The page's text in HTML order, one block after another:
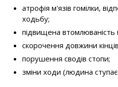
атрофія м'язів гомілки,
ходьбу;
підвищена втомлюваність
скорочення довжини
порушення сводів стопи;
зміни ходи (людина